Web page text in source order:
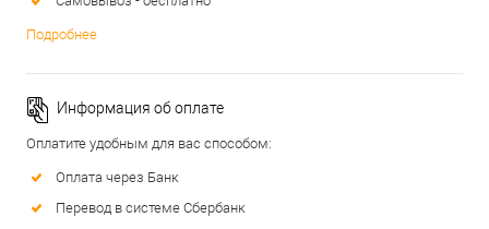
Подробнее
Информация об оплате
Оплатите удобным для вас способом:
Оплата через Банк
Перевод в системе Сбербанк